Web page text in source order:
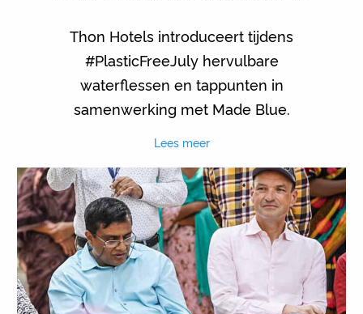
Thon Hotels introduceert tijdens
#PlasticFreeJuly hervulbare
waterflessen en tappunten in
samenwerking met Made Blue.
Lees meer